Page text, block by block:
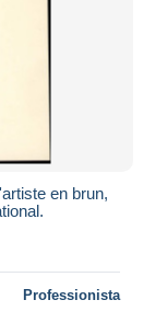
en brun,
Professionista